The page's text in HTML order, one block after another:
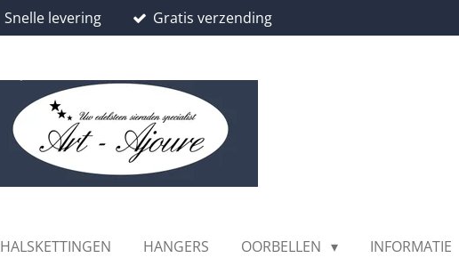
Snelle levering Gratis verzending
HALSKETTINGEN HANGERS OORBELLEN INFORMATIE